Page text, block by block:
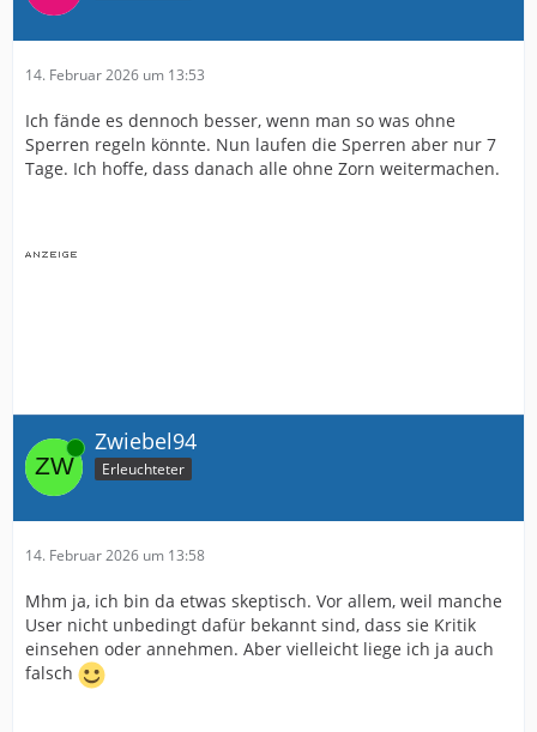
14. Februar 2026 um 13:53
Ich fände es dennoch besser, wenn man so was ohne
Sperren regeln könnte. Nun laufen die Sperren aber nur 7
Tage. Ich hoffe, dass danach alle ohne Zorn weitermachen.
Online Zwiebel94
Erleuchteter
14. Februar 2026 um 13:58
Mhm ja, ich bin da etwas skeptisch. Vor allem, weil manche
User nicht unbedingt dafür bekannt sind, dass sie Kritik
einsehen oder annehmen. Aber vielleicht liege ich ja auch
falsch